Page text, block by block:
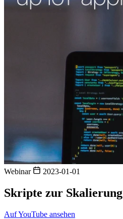
Webinar 2023-01-01
Skripte zur
Auf YouTube ansehen